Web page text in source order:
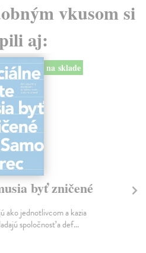
vkusom si
aj:
na sklade
byť zničené
ako jednotlivcom a kazia
spoločnosť a def...